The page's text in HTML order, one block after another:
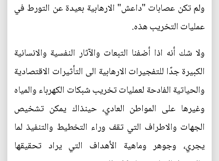
ولم تكن عصابات "داعش" الارهابية بعيدة عن التورط في
عمليات التخريب هذه.
ولا شك أنه اذا أضفنا التبعات والآثار النفسية والانسانية
الكبيرة جدًا للتفجيرات الارهابية الى التأثيرات الاقتصادية
والحياتية الفادحة لعمليات تخريب شبكات الكهرباء والمياه
وغيرها على المواطن العادي، حينذاك يمكن تشخيص
الجهات والاطراف التي تقف وراء التخطيط والتنفيذ لما
يجري، وجوهر وماهية الأهداف التي يراد تحقيقها